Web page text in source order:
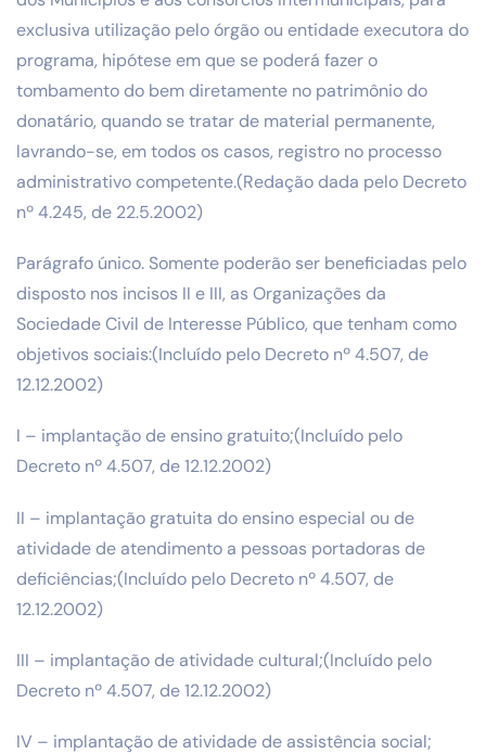
exclusiva utilização pelo órgão ou entidade executora do
programa, hipótese em que se poderá fazer o
tombamento do bem diretamente no patrimônio do
donatário, quando se tratar de material permanente,
lavrando-se, em todos os casos, registro no processo
administrativo competente.(Redação dada pelo Decreto
nº 4.245, de 22.5.2002)
Parágrafo único. Somente poderão ser beneficiadas pelo
disposto nos incisos II e III, as Organizações da
Sociedade Civil de Interesse Público, que tenham como
objetivos sociais:(Incluído pelo Decreto nº 4.507, de
12.12.2002)
I – implantação de ensino gratuito;(Incluído pelo
Decreto nº 4.507, de 12.12.2002)
II – implantação gratuita do ensino especial ou de
atividade de atendimento a pessoas portadoras de
deficiências;(Incluído pelo Decreto nº 4.507, de
12.12.2002)
III – implantação de atividade cultural;(Incluído pelo
Decreto nº 4.507, de 12.12.2002)
IV – implantação de atividade de assistência social;